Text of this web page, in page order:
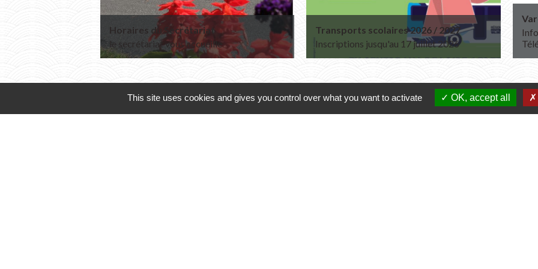
Horaires du Secrétariat
le secrétariat vous accueille
Transports scolaires 2026 / 2027
Inscriptions jusqu'au 17 juillet 2026
This site uses cookies and gives you control over what you want to activate OK, accept all